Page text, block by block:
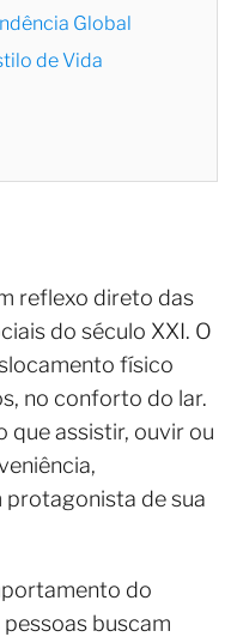
Global
de Vida
reflexo direto das
do século XXI. O
físico
no conforto do lar.
que assistir, ouvir ou
de sua
do
buscam